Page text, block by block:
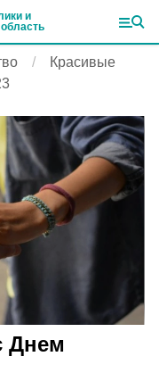
и
Красивые
Днем